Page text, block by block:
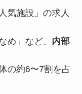
気施設」の求人
め」など、 内部
の約6〜7割を占